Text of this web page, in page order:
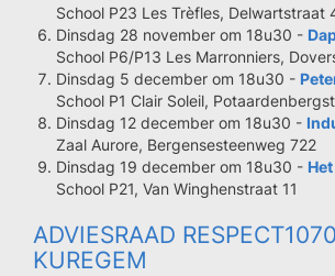
School P23 Les Trèfles, Delwartstraat
Dinsdag 28 november om 18u30 -
School P6/P13 Les Marronniers,
Dinsdag 5 december om 18u30 -
School P1 Clair Soleil,
Dinsdag 12 december om 18u30 -
Zaal Aurore, Bergensesteenweg 722
Dinsdag 19 december om 18u30 -
School P21, Van Winghenstraat 11
ADVIESRAAD
KUREGEM